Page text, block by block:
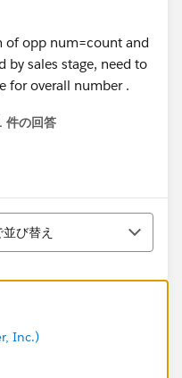
of opp num=count and
sales stage, need to
for overall number .
件の回答
び替え
Inc.)